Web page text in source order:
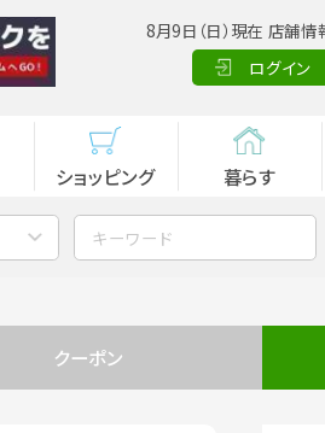
8月9日（日）現在 店舗
ログイン
ショッピング 暮らす
クーポン